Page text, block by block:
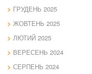
ГРУДЕНЬ 2025
ЖОВТЕНЬ 2025
ЛЮТИЙ 2025
ВЕРЕСЕНЬ 2024
СЕРПЕНЬ 2024